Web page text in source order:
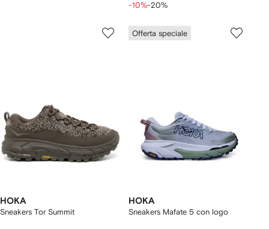
-10%-20%
HOKA
Sneakers Tor Summit
Offerta speciale
HOKA
Sneakers Mafate 5 con logo